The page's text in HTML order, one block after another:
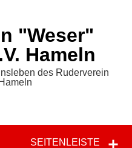
"Weser"
Hameln
des Ruderverein
SEITENLEISTE